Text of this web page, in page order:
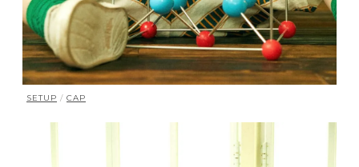
SETUP / CAP